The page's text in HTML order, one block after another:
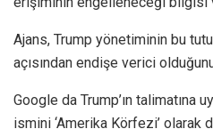
Ajans, Trump yönetiminin bu
açısından endişe verici
Google da Trump’ın talimatına
ismini ‘Amerika Körfezi’ olarak